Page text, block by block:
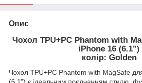
Опис
Чохол TPU+PC Phantom with
iPhone 16 (6.1")
колір: Golden
Чохол TPU+PC Phantom with MagSafe
(6.1") є ідеальним поєднанням стилю,